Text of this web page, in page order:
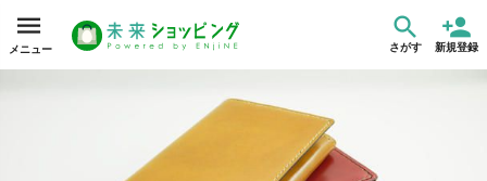
メニュー さがす 新規登録